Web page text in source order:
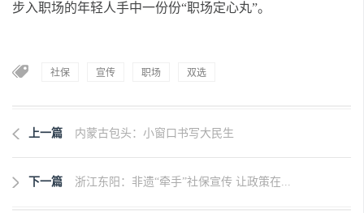
步入职场的年轻人手中一份份“职场定心丸”。
社保 宣传 职场 双选
上一篇 内蒙古包头：小窗口书写大民生
下一篇 浙江东阳：非遗“牵手”社保宣传 让政策在...